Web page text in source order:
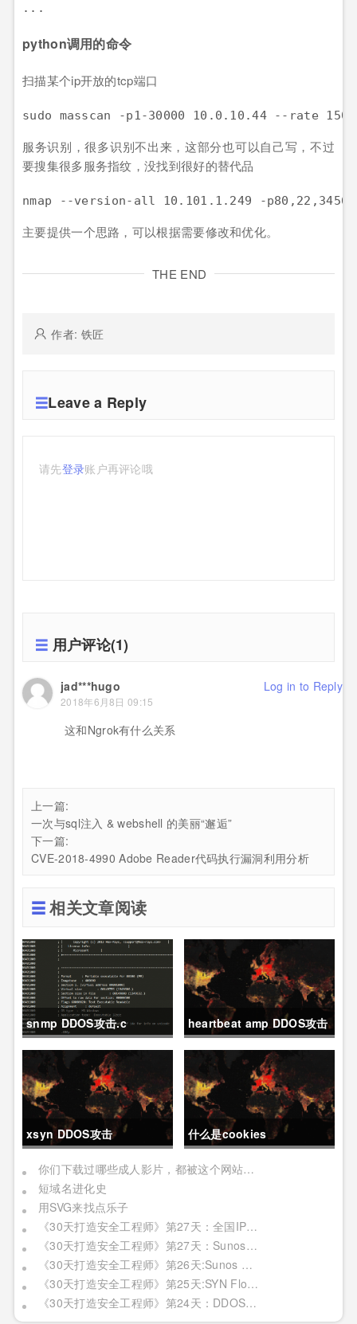
...
python调用的命令
扫描某个ip开放的tcp端口
sudo masscan -p1-30000 10.0.10.44 --rate
服务识别，很多识别不出来，这部分也可以自己写，不过
要搜集很多服务指纹，没找到很好的替代品
nmap --version-all 10.101.1.249 -
主要提供一个思路，可以根据需要修改和优化。
THE END
作者: 铁匠
Leave a Reply
请先登录账户再评论哦
用户评论(1)
jad***hugo
2018年6月8日 09:15
Log in to Reply
这和Ngrok有什么关系
上一篇:
一次与sql注入 & webshell 的美丽“邂逅”
下一篇:
CVE-2018-4990 Adobe Reader代码执行漏洞利用分析
相关文章阅读
snmp DDOS攻击.c
heartbeat amp DDOS攻击
资源扫描
xsyn DDOS攻击 什么是cookies
你们下载过哪些成人影片，都被这个网站记下了
短域名进化史
用SVG来找点乐子
《30天打造安全工程师》第27天：全国IP模糊分析
《30天打造安全工程师》第27天：Sunos（二）
《30天打造安全工程师》第26天:Sunos （一）
《30天打造安全工程师》第25天:SYN Flood攻击
《30天打造安全工程师》第24天：DDOS攻击